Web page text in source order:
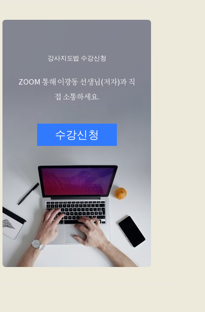
강사지도법 수강신청
ZOOM 통해 이광동 선생님(저자)과 직
접 소통하세요.
수강신청